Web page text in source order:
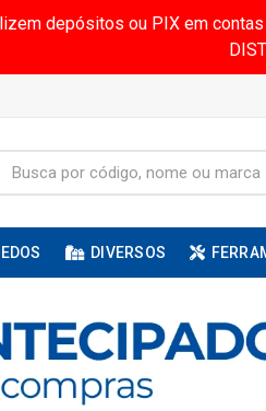
depósitos ou PIX em
DIVERSOS